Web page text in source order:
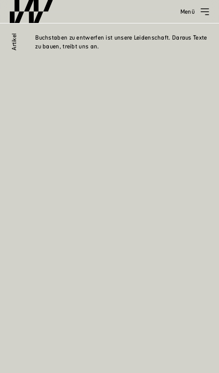
Menü
Artikel
Buchstaben zu entwerfen ist unsere Leidenschaft. Daraus Texte
zu bauen, treibt uns an.